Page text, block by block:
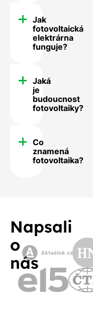
Jak
fotovoltaická
elektrárna
funguje?
Jaká
je
budoucnost
fotovoltaiky?
Co
znamená
fotovoltaika?
Napsali
o
nás